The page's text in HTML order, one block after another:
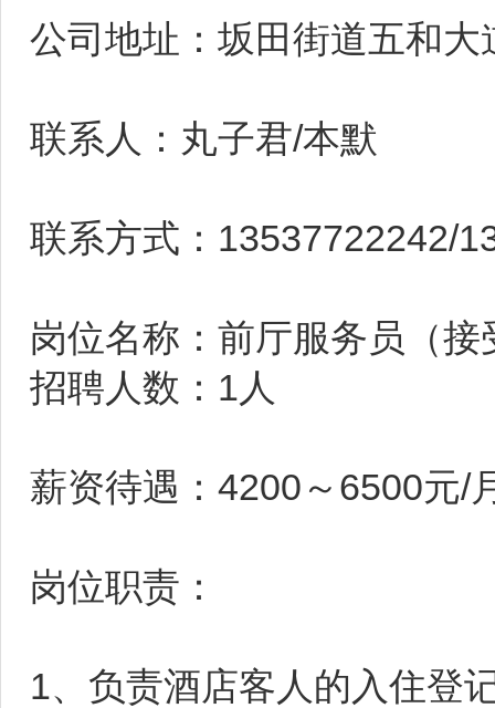
公司地址：坂田街道五和
联系人：丸子君/本默
联系方式：13537722242/
岗位名称：前厅服务员（
招聘人数：1人
薪资待遇：4200～6500元/
岗位职责：
1、负责酒店客人的入住登